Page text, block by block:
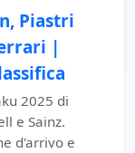
Piastri
|
2025 di
e Sainz.
d'arrivo e